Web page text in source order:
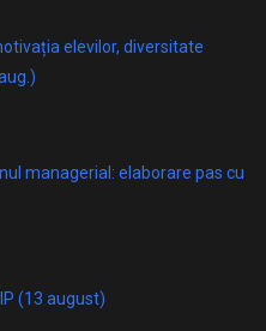
elevilor, diversitate
managerial: elaborare pas cu
(13 august)